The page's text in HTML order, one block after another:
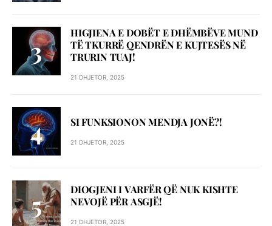
HIGJIENA E DOBËT E DHËMBËVE MUND
TË TKURRË QENDRËN E KUJTESËS NË
TRURIN TUAJ!
21 DHJETOR, 2025
SI FUNKSIONON MENDJA JONË?!
21 DHJETOR, 2025
DIOGJENI I VARFËR QË NUK KISHTE
NEVOJË PËR ASGJË!
21 DHJETOR, 2025